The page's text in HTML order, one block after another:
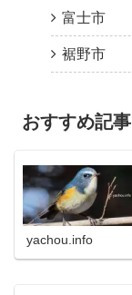
富士市
裾野市
おすすめ記事
yachou.info